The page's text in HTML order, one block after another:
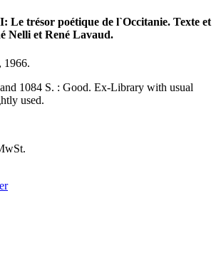
Le trésor poétique de l`Occitanie. Texte et
Nelli et René Lavaud.
1966.
1084 S. : Good. Ex-Library with usual
used.